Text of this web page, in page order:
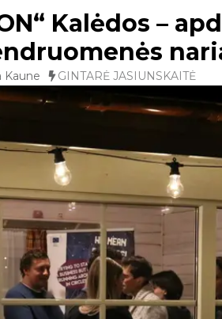
Kalėdos –
Kaune GINTARĖ JASIUNSKAITĖ